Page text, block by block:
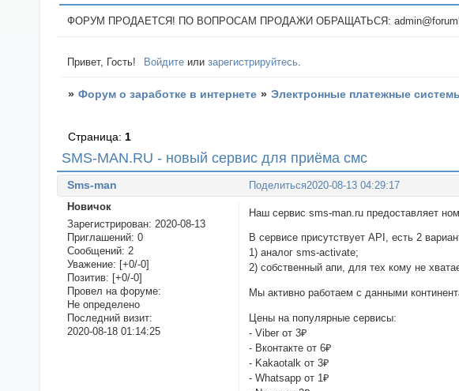
ФОРУМ ПРОДАЕТСЯ! ПО ВОПРОСАМ ПРОДАЖИ ОБРАЩАТЬСЯ:
Привет, Гость! Войдите илизарегистрируйтесь.
» Форум о заработке в интернете » Электронные платежные
SMS-MAN.RU - новый сервис для приёма смс
Страница: 1
Поделиться2020-08-13 04:29:17
Sms-man
Новичок
Зарегистрирован: 2020-08-13
Приглашений: 0
Сообщений: 2
Уважение: [+0/-0]
Позитив: [+0/-0]
Провел на форуме:
Не определено
Последний визит:
2020-08-18 01:14:25
Наш сервис sms-man.ru предоставляет
В сервисе присутствует API, есть 2
1) аналог sms-activate;
2) собственный апи, для тех кому не
Мы активно работаем с данными
Цены на популярные сервисы:
- Viber от 3₽
- Вконтакте от 6₽
- Kakaotalk от 3₽
- Whatsapp от 1₽